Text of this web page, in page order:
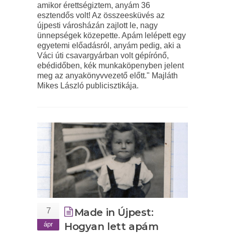
amikor érettségiztem, anyám 36
esztendős volt! Az összeesküvés az
újpesti városházán zajlott le, nagy
ünnepségek közepette. Apám lelépett egy
egyetemi előadásról, anyám pedig, aki a
Váci úti csavargyárban volt gépírónő,
ebédidőben, kék munkaköpenyben jelent
meg az anyakönyvvezető előtt." Majláth
Mikes László publicisztikája.
7
ápr
Made in Újpest:
Hogyan lett apám